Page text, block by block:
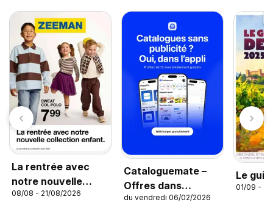
La rentrée avec
notre nouvelle
collection enfant
08/08 - 21/08/2026
Cataloguemate –
Offres dans
du vendredi 06/02/2026
Le
01/09 -